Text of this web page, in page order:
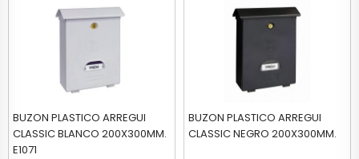
BUZON PLASTICO ARREGUI
CLASSIC BLANCO 200X300MM.
E1071
BUZON PLASTICO ARREGUI
CLASSIC NEGRO 200X300MM.